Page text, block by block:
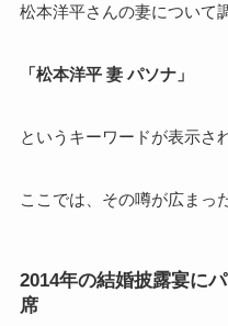
松本洋平さんの妻について
「松本洋平 妻 パソナ」
というキーワードが表示さ
ここでは、その噂が広まっ
2014年の結婚披露宴に
席